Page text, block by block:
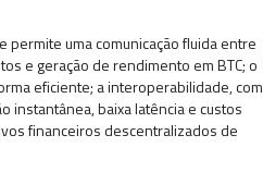
permite uma comunicação fluida entre
e geração de rendimento em BTC; o
eficiente; a interoperabilidade, com
instantânea, baixa latência e custos
financeiros descentralizados de